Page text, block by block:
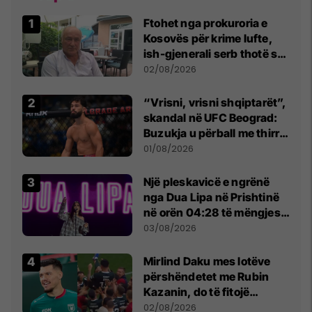
Ftohet nga prokuroria e
Kosovës për krime lufte,
ish-gjenerali serb thotë se
dikush e tradhtoi në
02/08/2026
“Vrisni, vrisni shqiptarët”,
skandal në UFC Beograd:
Buzukja u përball me thirrje
anti-shqiptare nga
01/08/2026
Një pleskavicë e ngrënë
nga Dua Lipa në Prishtinë
në orën 04:28 të mëngjesit
- dhe bota digjitale serbe
03/08/2026
Mirlind Daku mes lotëve
përshëndetet me Rubin
Kazanin, do të fitojë
miliona te Spartak Moska
02/08/2026